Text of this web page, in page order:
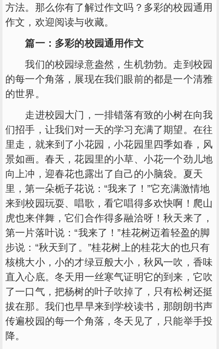
方法。那么你有了解过作文吗？多彩的校园通用
作文，欢迎阅读与收藏。
篇一：多彩的校园通用作文
我们的校园绿意盎然，生机勃勃。走到校园
的每一个角落，展现在我们眼前的都是一个清雅
的世界。
走进校园大门，一排错落有致的小树在向我
们招手，让我们对一天的学习充满了期望。在往
里走，就来到了小花园，小花园里四季如春，风
景如画。春天，花园里的小草、小花一个劲儿地
向上冲，迎春花也露出了自己的小脑袋。夏天
里，第一朵栀子花说：“我来了！”它充满激情地
来到校园玩耍、唱歌，看它唱得多欢快啊！爬山
虎也来伴舞，它们合作得多融洽呀！秋天来了，
第一片落叶说：“我来了！”桂花树迈着轻盈的脚
步说：“秋天到了。”桂花树上的桂花大的也只有
核桃大小，小的才绿豆般大小，秋风一吹，香味
直入心底。冬天用一丝寒气证明它的到来，它吹
了一口气，把杨树的叶子吹掉了，只有松树还挺
拔在那。我们也早早来到学校读书，那朗朗书声
传遍校园的每一个角落，冬天见了，只能举手投
降。